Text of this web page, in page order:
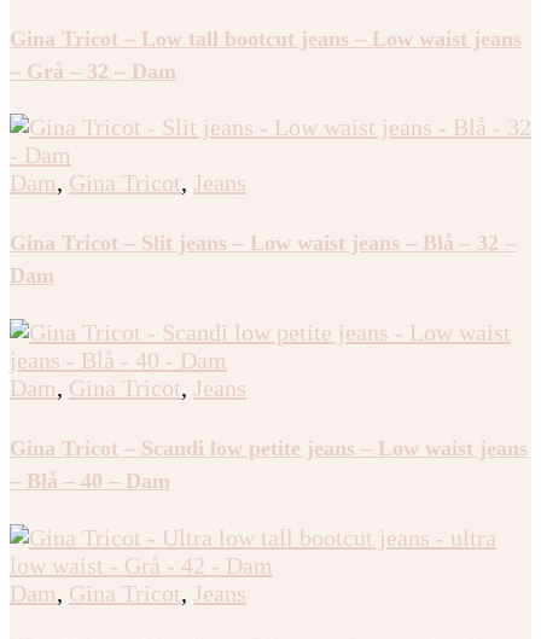
Gina Tricot – Low tall bootcut jeans – Low waist jeans
– Grå – 32 – Dam
Dam, Gina Tricot, Jeans
Gina Tricot – Slit jeans – Low waist jeans – Blå – 32 –
Dam
Dam, Gina Tricot, Jeans
Gina Tricot – Scandi low petite jeans – Low waist jeans
– Blå – 40 – Dam
Dam, Gina Tricot, Jeans